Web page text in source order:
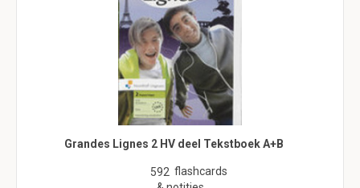
Grandes Lignes 2 HV deel Tekstboek A+B
592 flashcards